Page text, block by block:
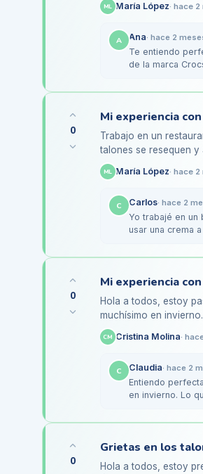
ML María López· hace 2
A Ana· hace 2
Te entiendo
de la marca
0
Trabajo en un
talones se resequen y
pero no parece ser…
ML María López· hace 2
C Carlos· hace 2
Yo trabajé en un
usar una crema
0
Hola a todos, estoy
muchísimo en
con calefacción y
CM Cristina Molina·
C Claudia· hace 2
Entiendo
en invierno. Lo
0
Hola a todos, estoy